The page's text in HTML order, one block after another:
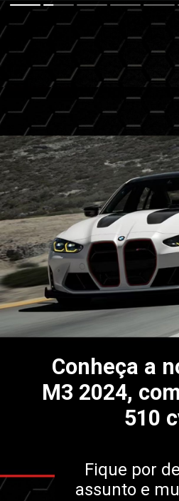
Conheça a
M3 2024,
510
Fique por
assunto e